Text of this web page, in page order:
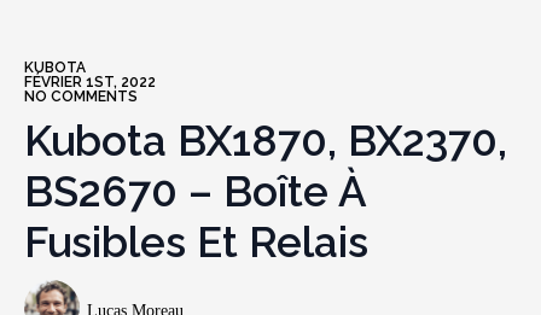
KUBOTA
FÉVRIER 1ST, 2022
NO COMMENTS
Kubota BX1870, BX2370,
BS2670 – Boîte À
Fusibles Et Relais
Lucas Moreau